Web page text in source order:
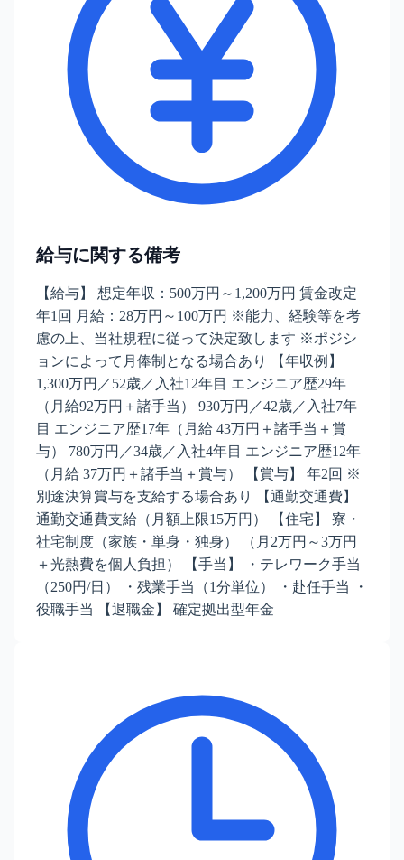
給与に関する備考
【給与】 想定年収：500万円～1,200万円 賃金改定
年1回 月給：28万円～100万円 ※能力、経験等を考
慮の上、当社規程に従って決定致します ※ポジシ
ョンによって月俸制となる場合あり 【年収例】
1,300万円／52歳／入社12年目 エンジニア歴29年
（月給92万円＋諸手当） 930万円／42歳／入社7年
目 エンジニア歴17年（月給 43万円＋諸手当＋賞
与） 780万円／34歳／入社4年目 エンジニア歴12年
（月給 37万円＋諸手当＋賞与） 【賞与】 年2回 ※
別途決算賞与を支給する場合あり 【通勤交通費】
通勤交通費支給（月額上限15万円） 【住宅】 寮・
社宅制度（家族・単身・独身） （月2万円～3万円
＋光熱費を個人負担） 【手当】 ・テレワーク手当
（250円/日） ・残業手当（1分単位） ・赴任手当 ・
役職手当 【退職金】 確定拠出型年金